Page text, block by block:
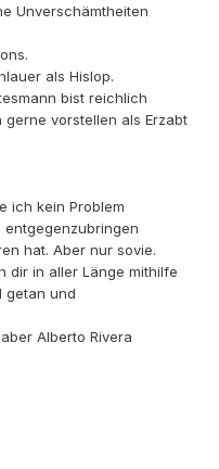
Unverschämtheiten
als Hislop.
bist reichlich
vorstellen als Erzabt
ich kein Problem
hat. Aber nur sovie.
dir in aller Länge mithilfe
getan und
Alberto Rivera